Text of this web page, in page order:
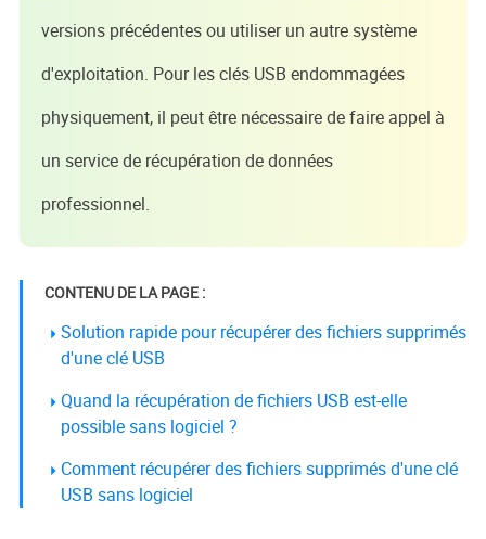
versions précédentes ou utiliser un autre système
d'exploitation. Pour les clés USB endommagées
physiquement, il peut être nécessaire de faire appel à
un service de récupération de données
professionnel.
CONTENU DE LA PAGE :
Solution rapide pour récupérer des fichiers supprimés
d'une clé USB
Quand la récupération de fichiers USB est-elle
possible sans logiciel ?
Comment récupérer des fichiers supprimés d'une clé
USB sans logiciel